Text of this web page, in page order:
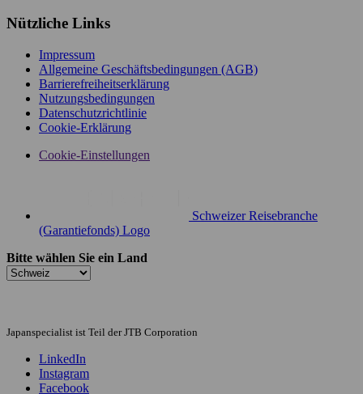
Nützliche Links
Impressum
Allgemeine Geschäftsbedingungen (AGB)
Barrierefreiheitserklärung
Nutzungsbedingungen
Datenschutzrichtlinie
Cookie-Erklärung
Cookie-Einstellungen
Schweizer Reisebranche
(Garantiefonds) Logo
Bitte wählen Sie ein Land
Japanspecialist ist Teil der JTB Corporation
LinkedIn
Instagram
Facebook